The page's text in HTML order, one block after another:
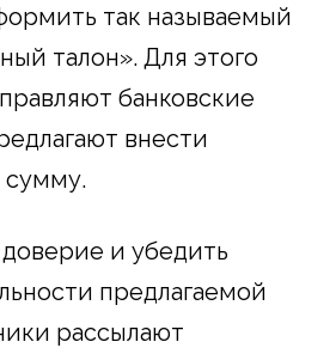
так называемый
талон». Для этого
банковские
внести
и убедить
предлагаемой
рассылают